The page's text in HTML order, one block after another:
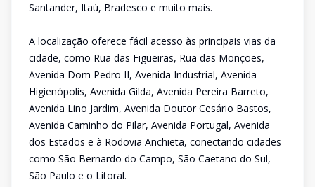
Santander, Itaú, Bradesco e muito mais.
A localização oferece fácil acesso às principais vias da
cidade, como Rua das Figueiras, Rua das Monções,
Avenida Dom Pedro II, Avenida Industrial, Avenida
Higienópolis, Avenida Gilda, Avenida Pereira Barreto,
Avenida Lino Jardim, Avenida Doutor Cesário Bastos,
Avenida Caminho do Pilar, Avenida Portugal, Avenida
dos Estados e à Rodovia Anchieta, conectando cidades
como São Bernardo do Campo, São Caetano do Sul,
São Paulo e o Litoral.